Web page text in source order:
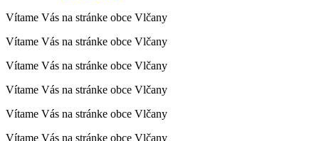
Vítame Vás na stránke obce Vlčany
Vítame Vás na stránke obce Vlčany
Vítame Vás na stránke obce Vlčany
Vítame Vás na stránke obce Vlčany
Vítame Vás na stránke obce Vlčany
Vítame Vás na stránke obce Vlčany